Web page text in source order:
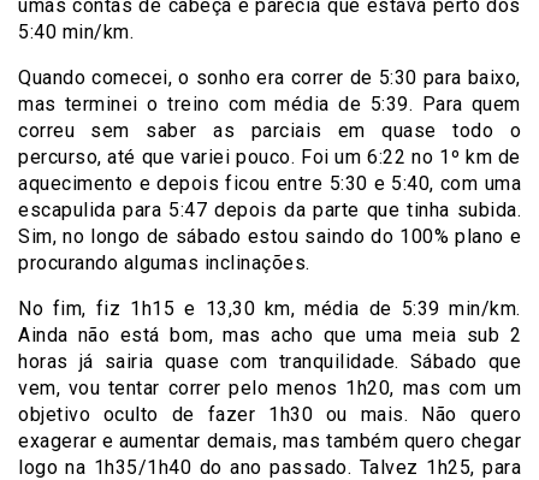
umas contas de cabeça e parecia que estava perto dos
5:40 min/km.
Quando comecei, o sonho era correr de 5:30 para baixo,
mas terminei o treino com média de 5:39. Para quem
correu sem saber as parciais em quase todo o
percurso, até que variei pouco. Foi um 6:22 no 1º km de
aquecimento e depois ficou entre 5:30 e 5:40, com uma
escapulida para 5:47 depois da parte que tinha subida.
Sim, no longo de sábado estou saindo do 100% plano e
procurando algumas inclinações.
No fim, fiz 1h15 e 13,30 km, média de 5:39 min/km.
Ainda não está bom, mas acho que uma meia sub 2
horas já sairia quase com tranquilidade. Sábado que
vem, vou tentar correr pelo menos 1h20, mas com um
objetivo oculto de fazer 1h30 ou mais. Não quero
exagerar e aumentar demais, mas também quero chegar
logo na 1h35/1h40 do ano passado. Talvez 1h25, para